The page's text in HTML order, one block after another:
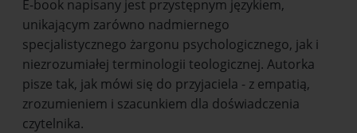
E-book napisany jest przystępnym językiem,
unikającym zarówno nadmiernego
specjalistycznego żargonu psychologicznego, jak i
niezrozumiałej terminologii teologicznej. Autorka
pisze tak, jak mówi się do przyjaciela - z empatią,
zrozumieniem i szacunkiem dla doświadczenia
czytelnika.